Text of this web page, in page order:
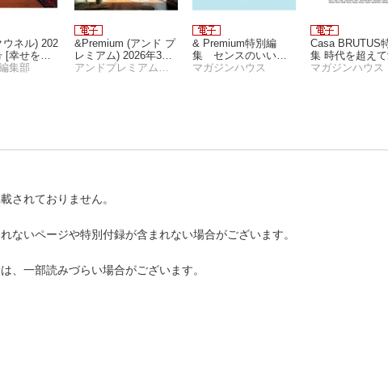
ウネル) 202
幸せを引
住まいの
集部
&Premium (アンド プ
レミアム) 2026年3月
号 [部屋を心地よく、
& Premium特別編
集 センスのいい人
は、何が違う？
マガジンハウス
Casa BRUTUS
集 時代を超えて
れる、デザイン
マガジンハウス
されておりません。
いページや特別付録が含まれない場合がございます。
、一部読みづらい場合がございます。